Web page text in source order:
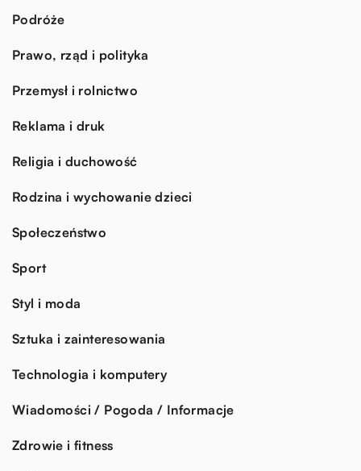
Podróże
Prawo, rząd i polityka
Przemysł i rolnictwo
Reklama i druk
Religia i duchowość
Rodzina i wychowanie dzieci
Społeczeństwo
Sport
Styl i moda
Sztuka i zainteresowania
Technologia i komputery
Wiadomości / Pogoda / Informacje
Zdrowie i fitness